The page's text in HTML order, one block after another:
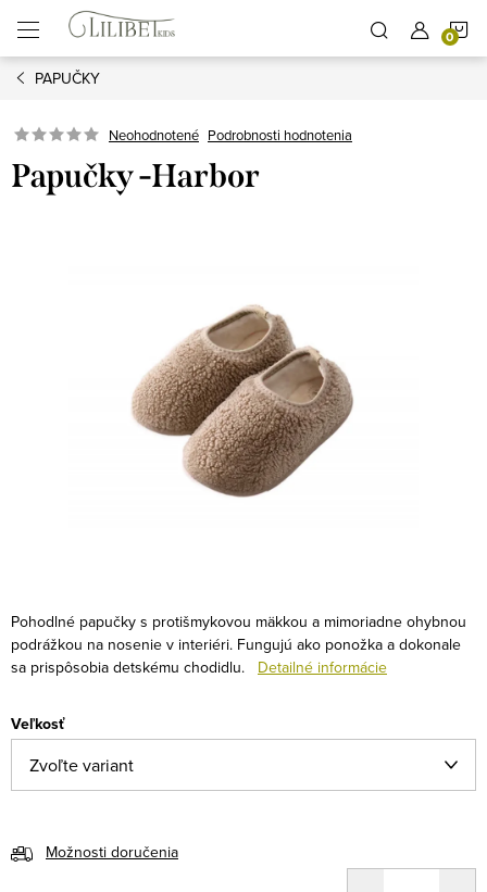
obsah
PAPUČKY
Neohodnotené Podrobnosti hodnotenia
Papučky -Harbor
Pohodlné papučky s protišmykovou mäkkou a mimoriadne ohybnou
podrážkou na nosenie v interiéri. Fungujú ako ponožka a dokonale
sa prispôsobia detskému chodidlu.
Detailné informácie
Veľkosť
Možnosti doručenia